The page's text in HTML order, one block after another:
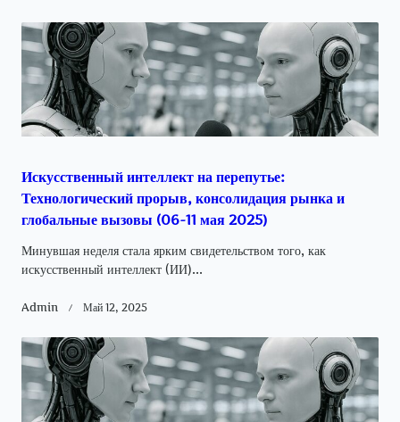
Искусственный интеллект на перепутье:
Технологический прорыв, консолидация рынка и
глобальные вызовы (06-11 мая 2025)
Минувшая неделя стала ярким свидетельством того, как
искусственный интеллект (ИИ)...
Admin Май 12, 2025